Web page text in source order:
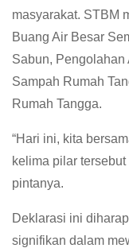
masyarakat. STBM
Buang Air Besar
Sabun, Pengolahan
Sampah Rumah
Rumah Tangga.
“Hari ini, kita
kelima pilar
pintanya.
Deklarasi ini
signifikan dalam